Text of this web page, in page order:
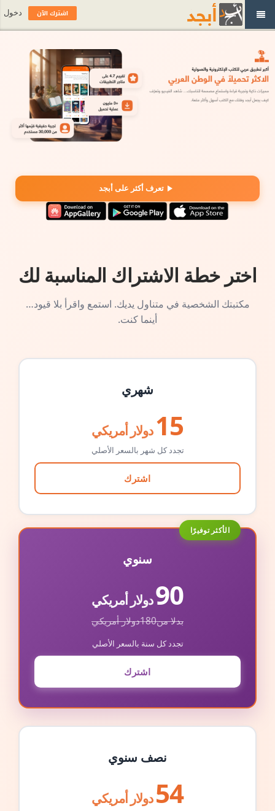
تعرف أكثر على أبجد
اختر خطة الاشتراك المناسبة لك
مكتبتك الشخصية في متناول يديك. استمع واقرأ بلا قيود…
أينما كنت.
شهري
15 دولار أمريكي
تجدد كل شهر بالسعر الأصلي
اشترك
الأكثر توفيرًا
سنوي
90دولار أمريكي
بدلا من180دولار أمريكي
تجدد كل سنة بالسعر الأصلي
اشترك
نصف سنوي
54 دولار أمريكي
اشترك الآن دخول